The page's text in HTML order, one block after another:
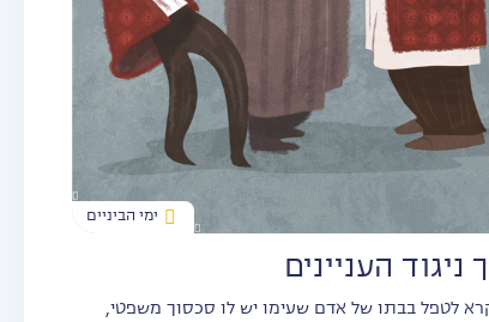
ימי הביניים
ניגוד העניינים
לטפל בבתו של אדם שעימו יש לו סכסוך משפטי,